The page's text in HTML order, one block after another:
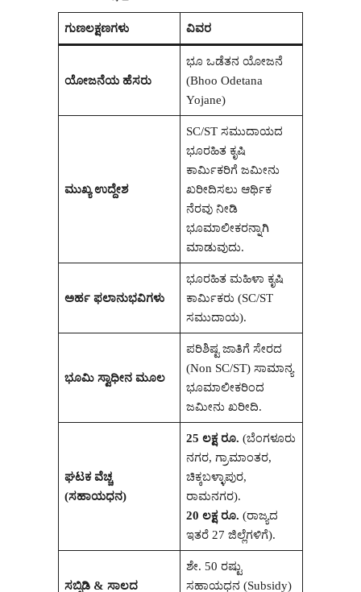
ಗುಣಲಕ್ಷಣಗಳು ವಿವರ
ಯೋಜನೆಯ ಹೆಸರು
ಭೂ ಒಡೆತನ ಯೋಜನೆ
(Bhoo Odetana
Yojane)
ಮುಖ್ಯ ಉದ್ದೇಶ
SC/ST ಸಮುದಾಯದ
ಭೂರಹಿತ ಕೃಷಿ
ಕಾರ್ಮಿಕರಿಗೆ ಜಮೀನು
ಖರೀದಿಸಲು ಆರ್ಥಿಕ
ನೆರವು ನೀಡಿ
ಭೂಮಾಲೀಕರನ್ನಾಗಿ
ಮಾಡುವುದು.
ಅರ್ಹ ಫಲಾನುಭವಿಗಳು
ಭೂರಹಿತ ಮಹಿಳಾ ಕೃಷಿ
ಕಾರ್ಮಿಕರು (SC/ST
ಸಮುದಾಯ).
ಭೂಮಿ ಸ್ವಾಧೀನ ಮೂಲ
ಪರಿಶಿಷ್ಟ ಜಾತಿಗೆ ಸೇರದ
(Non SC/ST) ಸಾಮಾನ್ಯ
ಭೂಮಾಲೀಕರಿಂದ
ಜಮೀನು ಖರೀದಿ.
ಘಟಕ ವೆಚ್ಚ
(ಸಹಾಯಧನ)
25 ಲಕ್ಷ ರೂ. (ಬೆಂಗಳೂರು
ನಗರ, ಗ್ರಾಮಾಂತರ,
ಚಿಕ್ಕಬಳ್ಳಾಪುರ,
ರಾಮನಗರ).
20 ಲಕ್ಷ ರೂ. (ರಾಜ್ಯದ
ಇತರೆ 27 ಜಿಲ್ಲೆಗಳಿಗೆ).
ಸಬ್ಸಿಡಿ & ಸಾಲದ
ಶೇ. 50 ರಷ್ಟು
ಸಹಾಯಧನ (Subsidy)